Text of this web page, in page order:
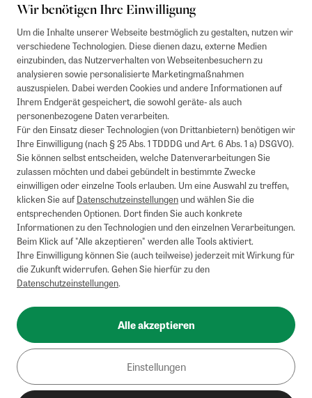
Wir benötigen Ihre Einwilligung
Um die Inhalte unserer Webseite bestmöglich zu gestalten, nutzen wir
verschiedene Technologien. Diese dienen dazu, externe Medien
einzubinden, das Nutzerverhalten von Webseitenbesuchern zu
analysieren sowie personalisierte Marketingmaßnahmen
auszuspielen. Dabei werden Cookies und andere Informationen auf
Ihrem Endgerät gespeichert, die sowohl geräte- als auch
personenbezogene Daten verarbeiten.
Für den Einsatz dieser Technologien (von Drittanbietern) benötigen wir
Ihre Einwilligung (nach § 25 Abs. 1 TDDDG und Art. 6 Abs. 1 a) DSGVO).
Sie können selbst entscheiden, welche Datenverarbeitungen Sie
zulassen möchten und dabei gebündelt in bestimmte Zwecke
einwilligen oder einzelne Tools erlauben. Um eine Auswahl zu treffen,
klicken Sie aufDatenschutzeinstellungenund wählen Sie die
entsprechenden Optionen. Dort finden Sie auch konkrete
Informationen zu den Technologien und den einzelnen Verarbeitungen.
Beim Klick auf "Alle akzeptieren" werden alle Tools aktiviert.
Ihre Einwilligung können Sie (auch teilweise) jederzeit mit Wirkung für
die Zukunft widerrufen. Gehen Sie hierfür zu den
Datenschutzeinstellungen.
Alle akzeptieren
Einstellungen